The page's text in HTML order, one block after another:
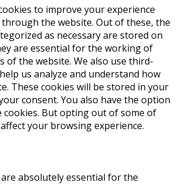
to improve your experience
the website. Out of these, the
as necessary are stored on
are essential for the working of
of the website. We also use third-
us analyze and understand how
These cookies will be stored in your
consent. You also have the option
But opting out of some of
your browsing experience.
absolutely essential for the